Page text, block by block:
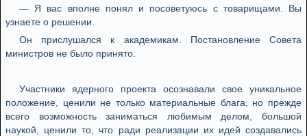
— Я вас вполне понял и посоветуюсь с товарищами. Вы
узнаете о решении.
Он прислушался к академикам. Постановление Совета
министров не было принято.
Участники ядерного проекта осознавали свое уникальное
положение, ценили не только материальные блага, но прежде
всего возможность заниматься любимым делом, большой
наукой, ценили то, что ради реализации их идей создавались